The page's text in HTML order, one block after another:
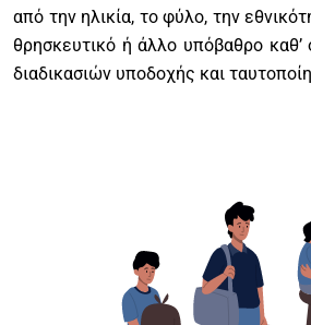
από την ηλικία, το φύλο, την
θρησκευτικό ή άλλο υπόβαθρο καθ’
διαδικασιών υποδοχής και